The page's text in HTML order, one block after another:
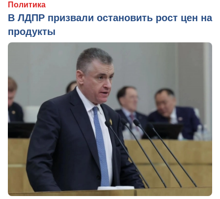
Политика
В ЛДПР призвали остановить рост цен на
продукты